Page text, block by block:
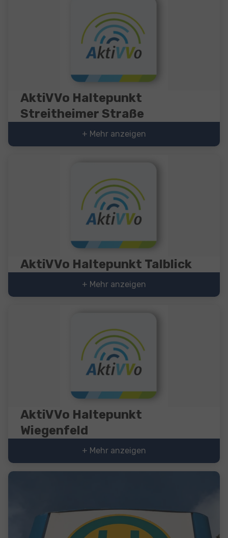
AktiVVo Haltepunkt
Streitheimer Straße
+ Mehr anzeigen
AktiVVo Haltepunkt Talblick
+ Mehr anzeigen
AktiVVo Haltepunkt
Wiegenfeld
+ Mehr anzeigen